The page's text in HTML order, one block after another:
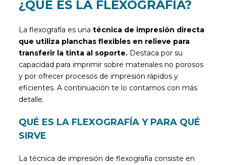
¿QUÉ ES LA FLEXOGRAFÍA?
La flexografía es unatécnica de impresión directa
que utiliza planchas flexibles en relieve para
transferir la tinta al soporte. Destaca por su
capacidad para imprimir sobre materiales no porosos
y por ofrecer procesos de impresión rápidos y
eficientes. A continuación te lo contamos con más
detalle.
QUÉ ES LA FLEXOGRAFÍA Y PARA QUÉ
SIRVE
La técnica de impresión de flexografía consiste en